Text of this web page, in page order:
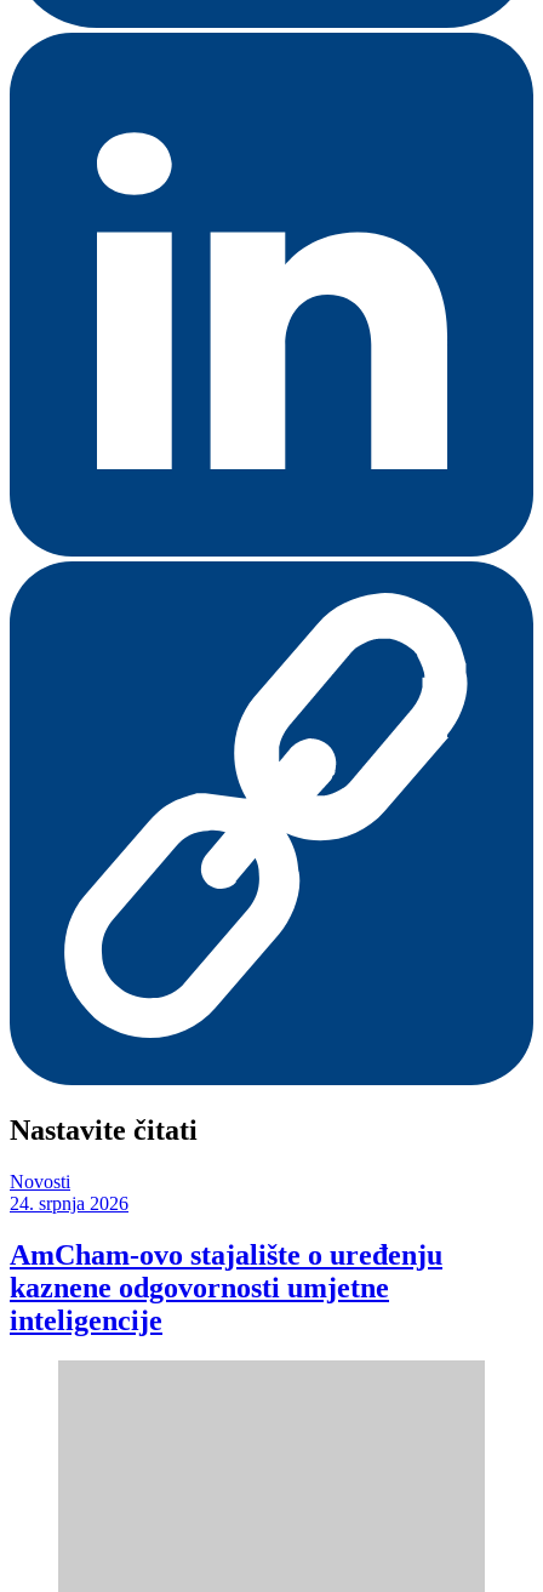
Nastavite čitati
Novosti
24. srpnja 2026
AmCham-ovo stajalište o uređenju
kaznene odgovornosti umjetne
inteligencije